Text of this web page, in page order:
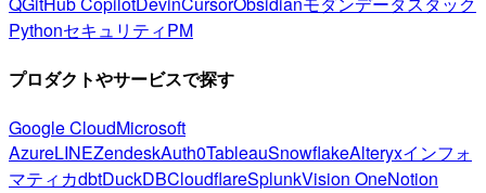
PythonセキュリティPM
プロダクトやサービスで探す
Google CloudMicrosoft
AzureLINEZendeskAuth0TableauSnowflakeAlteryxインフォ
マティカdbtDuckDBCloudflareSplunkVision OneNotion